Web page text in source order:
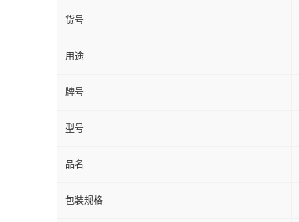
货号
用途
牌号
型号
品名
包装规格